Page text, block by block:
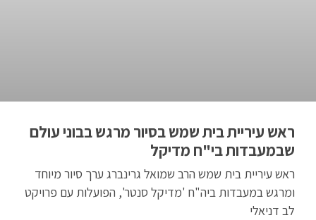
ראש עיריית בית שמש בסיור מרגש בבוני עולם
שבמעבדות בי"ח מדיקל
ראש עיריית בית שמש הרב שמואל גרינברג ערך סיור מיוחד
ומרגש במעבדות ביה"ח 'מדיקל סנטר', הפועלות עם פרויקט
לב דניאלי